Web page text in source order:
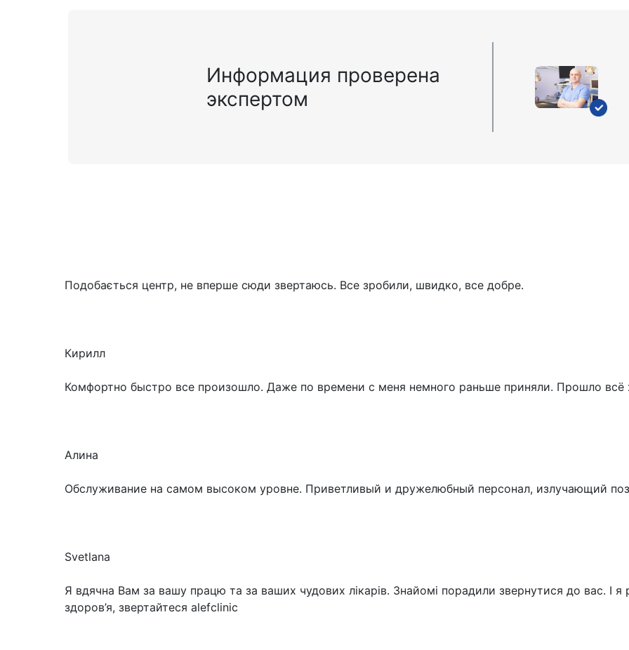
Информация проверена
экспертом
Подобається центр, не вперше сюди звертаюсь. Все зробили, швидко, все добре.
Кирилл
Комфортно быстро все произошло. Даже по времени с меня немного раньше приняли. Прошло
Алина
Обслуживание на самом высоком уровне. Приветливый и дружелюбный персонал, излучающий
Svetlana
Я вдячна Вам за вашу працю та за ваших чудових лікарів. Знайомі порадили звернутися до вас. І
здоров’я, звертайтеся alefclinic